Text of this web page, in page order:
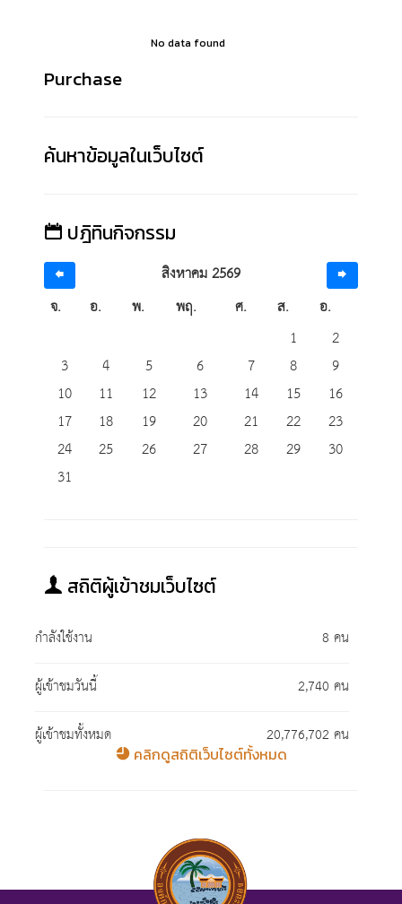
No data found
Purchase
ค้นหาข้อมูลในเว็บไซต์
ปฎิทินกิจกรรม
สิงหาคม 2569
จ.
อ. พ. พฤ. ศ. ส.
อ.
1
2
3
4 5 6 7 8
9
10
11 12 13 14 15
16
17
18 19 20 21 22
23
24
25 26 27 28 29
30
31
สถิติผู้เข้าชมเว็บไซต์
กำลังใช้งาน
8 คน
ผู้เข้าชมวันนี้
2,740 คน
ผู้เข้าชมทั้งหมด
20,776,702 คน
คลิกดูสถิติเว็บไซต์ทั้งหมด